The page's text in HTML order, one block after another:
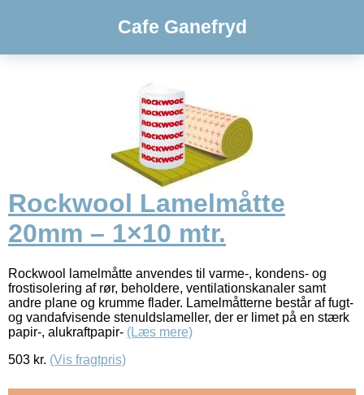
Cafe Ganefryd
Rockwool Lamelmåtte
20mm – 1×10 mtr.
Rockwool lamelmåtte anvendes til varme-, kondens- og
frostisolering af rør, beholdere, ventilationskanaler samt
andre plane og krumme flader. Lamelmåtterne består af fugt-
og vandafvisende stenuldslameller, der er limet på en stærk
papir-, alukraftpapir- (Læs mere)
503 kr. (Vis fragtpris)